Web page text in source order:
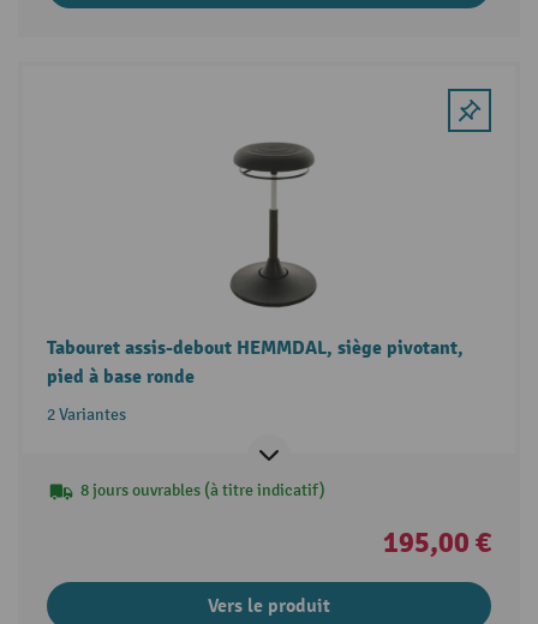
Tabouret assis-debout HEMMDAL, siège pivotant,
pied à base ronde
2 Variantes
8 jours ouvrables (à titre indicatif)
195,00 €
Vers le produit